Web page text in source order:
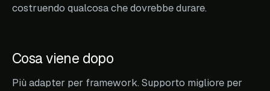
costruendo qualcosa che dovrebbe durare.
Cosa viene dopo
Più adapter per framework. Supporto migliore per